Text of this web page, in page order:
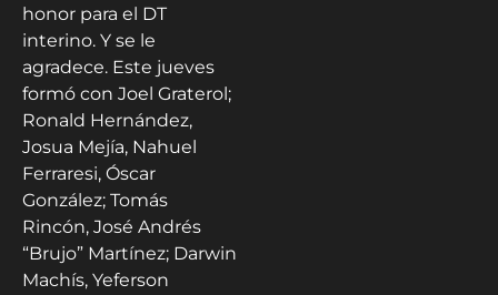
honor para el DT
interino. Y se le
agradece. Este jueves
formó con Joel Graterol;
Ronald Hernández,
Josua Mejía, Nahuel
Ferraresi, Óscar
González; Tomás
Rincón, José Andrés
“Brujo” Martínez; Darwin
Machís, Yeferson